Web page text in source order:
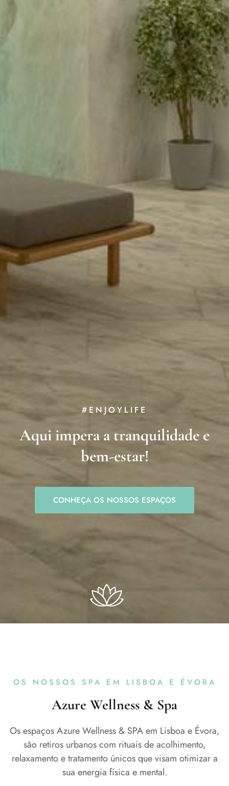
#ENJOYLIFE
Aqui impera a tranquilidade e
bem-estar!
CONHEÇA OS NOSSOS ESPAÇOS
OS NOSSOS SPA EM LISBOA E ÉVORA
Azure Wellness & Spa
Os espaços Azure Wellness & SPA em Lisboa e Évora,
são retiros urbanos com rituais de acolhimento,
relaxamento e tratamento únicos que visam otimizar a
sua energia física e mental.